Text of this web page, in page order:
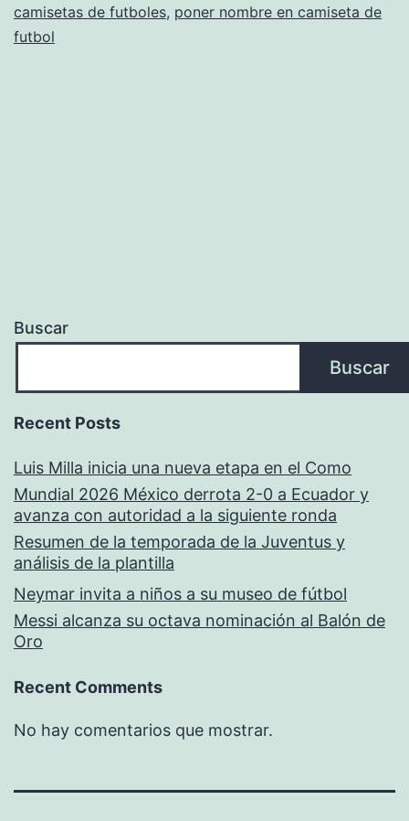
(femenino)
camisetas de futboles, poner nombre en camiseta de
futbol
Buscar
Buscar
Recent Posts
Luis Milla inicia una nueva etapa en el Como
Mundial 2026 México derrota 2-0 a Ecuador y
avanza con autoridad a la siguiente ronda
Resumen de la temporada de la Juventus y
análisis de la plantilla
Neymar invita a niños a su museo de fútbol
Messi alcanza su octava nominación al Balón de
Oro
Recent Comments
No hay comentarios que mostrar.